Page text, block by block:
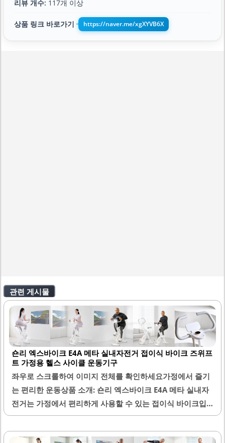
리뷰 개수: 117개 이상
상품 링크 바로가기 ➔ https://naver.me/xgXYVB6X
관련 게시물
숀리 엑스바이크 E4A 메타 실내자전거 접이식 바이크 즈위프
트 가정용 헬스 사이클 운동기구
좌우로 스크롤하여 이미지 전체를 확인하세요가정에서 즐기
는 편리한 운동상품 소개: 숀리 엑스바이크 E4A 메타 실내자
전거는 가정에서 편리하게 사용할 수 있는 접이식 바이크입
니다. 이 제품은 특히 공간 활용이 중요한 가정에서 유용하게
설계되었습니다. 사용 후에는 쉽게 접어서 보관할 수 있어, 좁